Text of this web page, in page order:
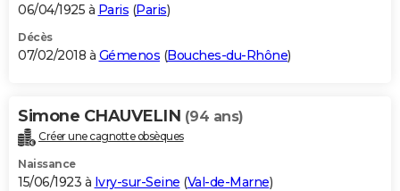
06/04/1925 à Paris (Paris)
Décès
07/02/2018 à Gémenos (Bouches-du-Rhône)
Simone CHAUVELIN (94 ans)
Créer une cagnotte obsèques
Naissance
15/06/1923 à Ivry-sur-Seine (Val-de-Marne)